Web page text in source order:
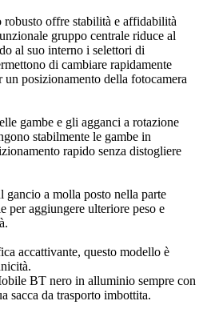
robusto offre stabilità e affidabilità
gruppo centrale riduce al
al suo interno i selettori di
di cambiare rapidamente
un posizionamento della fotocamera
gambe e gli agganci a rotazione
stabilmente le gambe in
rapido senza distogliere
gancio a molla posto nella parte
per aggiungere ulteriore peso e
accattivante, questo modello è
BT nero in alluminio sempre con
sacca da trasporto imbottita.